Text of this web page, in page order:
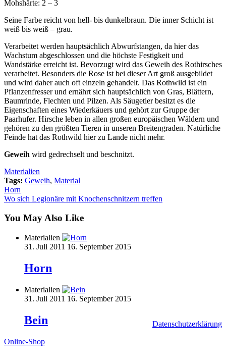
Mohshärte: 2 – 3
Seine Farbe reicht von hell- bis dunkelbraun. Die inner Schicht ist
weiß bis weiß – grau.
Verarbeitet werden hauptsächlich Abwurfstangen, da hier das
Wachstum abgeschlossen und die höchste Festigkeit und
Wandstärke erreicht ist. Bevorzugt wird das Geweih des Rothirsches
verarbeitet. Besonders die Rose ist bei dieser Art groß ausgebildet
und wird daher auch oft einzeln gehandelt. Das Rothwild ist ein
Pflanzenfresser und ernährt sich hauptsächlich von Gras, Blättern,
Baumrinde, Flechten und Pilzen. Als Säugetier besitzt es die
Eigenschaften eines Wiederkäuers und gehört zur Gruppe der
Paarhufer. Hirsche leben in allen großen europäischen Wäldern und
gehören zu den größten Tieren in unseren Breitengraden. Natürliche
Feinde hat das Rothwild hier zu Lande nicht mehr.
Geweih wird gedrechselt und beschnitzt.
Materialien
Tags: Geweih, Material
Post
navigation
Horn
Wo sich Legionäre mit Knochenschnitzern treffen
You May Also Like
Materialien
31. Juli 2011 16. September 2015
Horn
Materialien
31. Juli 2011 16. September 2015
Bein Datenschutzerklärung
Online-Shop